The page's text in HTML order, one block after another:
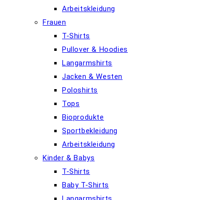
Arbeitskleidung
Frauen
T-Shirts
Pullover & Hoodies
Langarmshirts
Jacken & Westen
Poloshirts
Tops
Bioprodukte
Sportbekleidung
Arbeitskleidung
Kinder & Babys
T-Shirts
Baby T-Shirts